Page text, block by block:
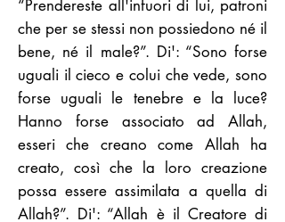
“Prendereste all'infuori di lui, patroni
che per se stessi non possiedono né il
bene, né il male?”. Di': “Sono forse
uguali il cieco e colui che vede, sono
forse uguali le tenebre e la luce?
Hanno forse associato ad Allah,
esseri che creano come Allah ha
creato, così che la loro creazione
possa essere assimilata a quella di
Allah?”. Di': “Allah è il Creatore di